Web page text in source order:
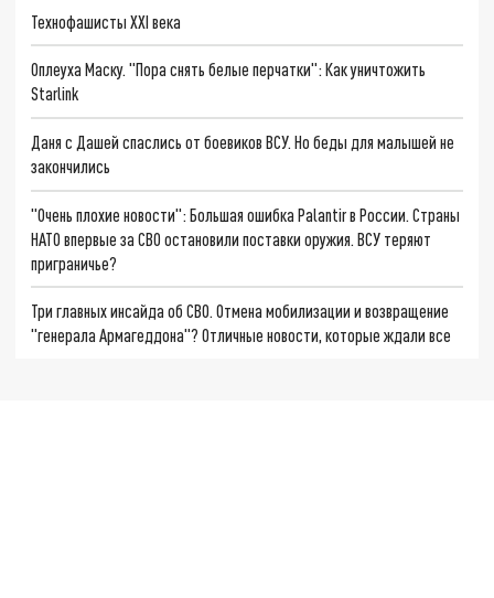
Технофашисты XXI века
Оплеуха Маску. "Пора снять белые перчатки": Как уничтожить
Starlink
Даня с Дашей спаслись от боевиков ВСУ. Но беды для малышей не
закончились
"Очень плохие новости": Большая ошибка Palantir в России. Страны
НАТО впервые за СВО остановили поставки оружия. ВСУ теряют
приграничье?
Три главных инсайда об СВО. Отмена мобилизации и возвращение
"генерала Армагеддона"? Отличные новости, которые ждали все